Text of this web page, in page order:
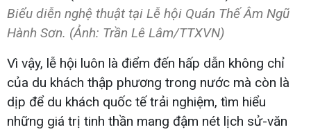
Biểu diễn nghệ thuật tại Lễ hội Quán Thế Âm Ngũ
Hành Sơn. (Ảnh: Trần Lê Lâm/TTXVN)
Vì vậy, lễ hội luôn là điểm đến hấp dẫn không chỉ
của du khách thập phương trong nước mà còn là
dịp để du khách quốc tế trải nghiệm, tìm hiểu
những giá trị tinh thần mang đậm nét lịch sử-văn